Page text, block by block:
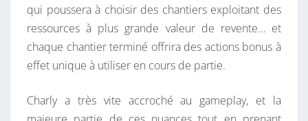
qui poussera à choisir des chantiers exploitant des
ressources à plus grande valeur de revente… et
chaque chantier terminé offrira des actions bonus à
effet unique à utiliser en cours de partie.
Charly a très vite accroché au gameplay, et la